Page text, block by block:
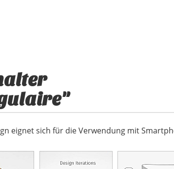
eignet sich für die Verwendung mit